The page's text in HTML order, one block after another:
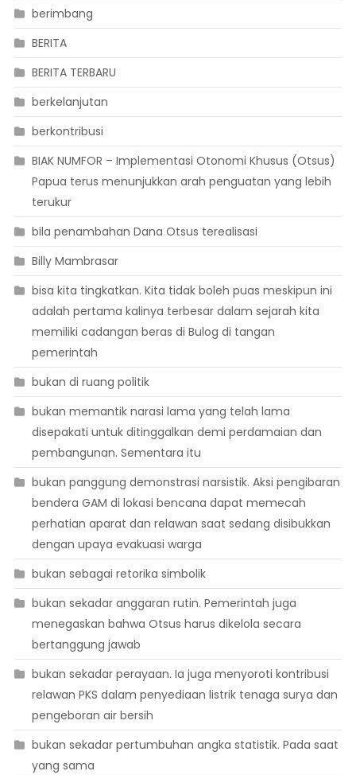
berimbang
BERITA
BERITA TERBARU
berkelanjutan
berkontribusi
BIAK NUMFOR – Implementasi Otonomi Khusus (Otsus)
Papua terus menunjukkan arah penguatan yang lebih
terukur
bila penambahan Dana Otsus terealisasi
Billy Mambrasar
bisa kita tingkatkan. Kita tidak boleh puas meskipun ini
adalah pertama kalinya terbesar dalam sejarah kita
memiliki cadangan beras di Bulog di tangan
pemerintah
bukan di ruang politik
bukan memantik narasi lama yang telah lama
disepakati untuk ditinggalkan demi perdamaian dan
pembangunan. Sementara itu
bukan panggung demonstrasi narsistik. Aksi pengibaran
bendera GAM di lokasi bencana dapat memecah
perhatian aparat dan relawan saat sedang disibukkan
dengan upaya evakuasi warga
bukan sebagai retorika simbolik
bukan sekadar anggaran rutin. Pemerintah juga
menegaskan bahwa Otsus harus dikelola secara
bertanggung jawab
bukan sekadar perayaan. Ia juga menyoroti kontribusi
relawan PKS dalam penyediaan listrik tenaga surya dan
pengeboran air bersih
bukan sekadar pertumbuhan angka statistik. Pada saat
yang sama